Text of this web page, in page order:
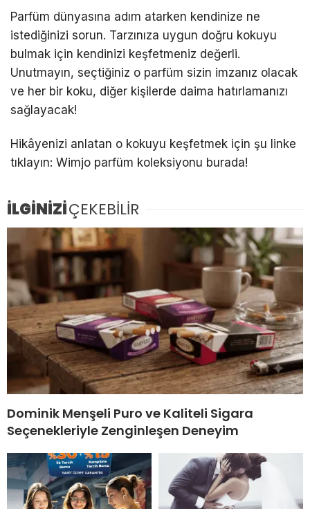
Parfüm dünyasına adım atarken kendinize ne
istediğinizi sorun. Tarzınıza uygun doğru kokuyu
bulmak için kendinizi keşfetmeniz değerli.
Unutmayın, seçtiğiniz o parfüm sizin imzanız olacak
ve her bir koku, diğer kişilerde daima hatırlamanızı
sağlayacak!
Hikâyenizi anlatan o kokuyu keşfetmek için şu linke
tıklayın: Wimjo parfüm koleksiyonu burada!
İLGİNİZİÇEKEBİLİR
Dominik Menşeli Puro ve Kaliteli Sigara
Seçenekleriyle Zenginleşen Deneyim